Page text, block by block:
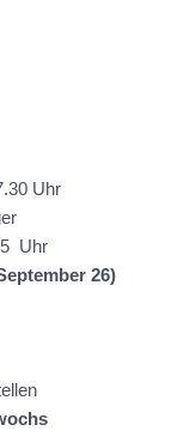
Uhr
Uhr
26)